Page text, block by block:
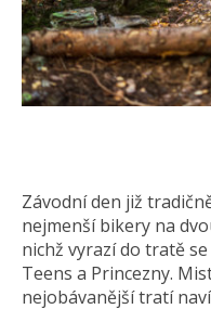
Závodní den již
nejmenší bikery na
nichž vyrazí do tratě
Teens a Princezny.
nejobávanější tratí